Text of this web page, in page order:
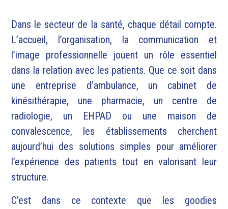
Dans le secteur de la santé, chaque détail compte.
L’accueil, l’organisation, la communication et
l’image professionnelle jouent un rôle essentiel
dans la relation avec les patients. Que ce soit dans
une entreprise d’ambulance, un cabinet de
kinésithérapie, une pharmacie, un centre de
radiologie, un EHPAD ou une maison de
convalescence, les établissements cherchent
aujourd’hui des solutions simples pour améliorer
l’expérience des patients tout en valorisant leur
structure.
C’est dans ce contexte que les goodies